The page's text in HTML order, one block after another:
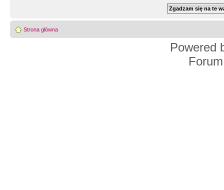
Strona główna
Powered